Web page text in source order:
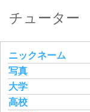
チューター
ニックネーム
写真
大学
高校